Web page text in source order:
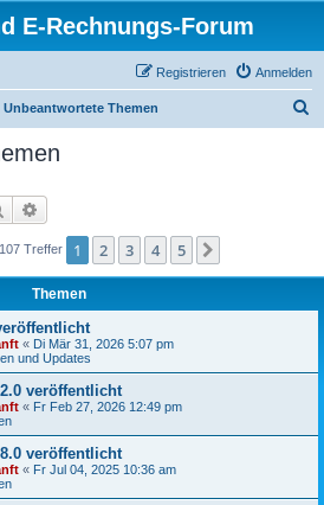
E-Rechnungs-Forum
Anmelden
Registrieren
Unbeantwortete Themen
Suche
Treffer 1 2 3 4 5
Themen
« Di Mär 31, 2026 5:07 pm
und Updates
veröffentlicht
« Fr Feb 27, 2026 12:49 pm
veröffentlicht
« Fr Jul 04, 2025 10:36 am